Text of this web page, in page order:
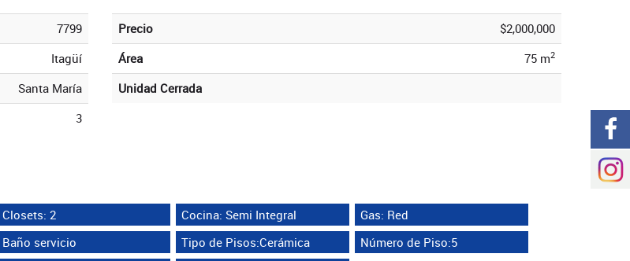
7799
Itagüí
Santa María
3
Precio
$2,000,000
Área
75 m2
Unidad Cerrada
Closets: 2 Cocina: Semi Integral
Gas: Red
Baño servicio Tipo de Pisos:Cerámica
Número de Piso:5